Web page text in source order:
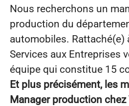
Nous recherchons un
production du
automobiles. Rattaché(e)
Services aux Entreprises
équipe qui constitue 15
Et plus précisément, les
Manager production chez